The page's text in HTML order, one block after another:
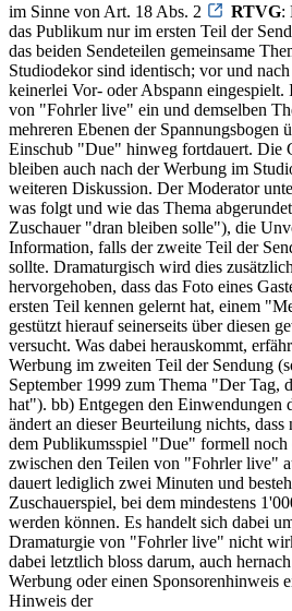
im Sinne von Art. 18 Abs. 2
RTVG:
das Publikum nur im ersten Teil der
das beiden Sendeteilen gemeinsame
Studiodekor sind identisch; vor und
keinerlei Vor- oder Abspann
von "Fohrler live" ein und demselben
mehreren Ebenen der Spannungsbogen
Einschub "Due" hinweg fortdauert. Die
bleiben auch nach der Werbung im
weiteren Diskussion. Der Moderator
was folgt und wie das Thema
Zuschauer "dran bleiben solle"), die
Information, falls der zweite Teil der
sollte. Dramaturgisch wird dies
hervorgehoben, dass das Foto eines
ersten Teil kennen gelernt hat, einem
gestützt hierauf seinerseits über diesen
versucht. Was dabei herauskommt,
Werbung im zweiten Teil der Sendung
September 1999 zum Thema "Der Tag,
hat"). bb) Entgegen den Einwendungen
ändert an dieser Beurteilung nichts,
dem Publikumsspiel "Due" formell noch
zwischen den Teilen von "Fohrler live"
dauert lediglich zwei Minuten und
Zuschauerspiel, bei dem mindestens
werden können. Es handelt sich dabei
Dramaturgie von "Fohrler live" nicht
dabei letztlich bloss darum, auch
Werbung oder einen Sponsorenhinweis
Hinweis der